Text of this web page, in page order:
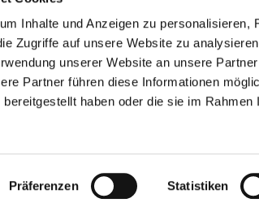
Inhalte und Anzeigen zu personalisieren,
Zugriffe auf unsere Website zu
unserer Website an unsere
Partner führen diese Informationen
haben oder die sie im Rahmen
Präferenzen Statistiken
02235 923130
gemeinde@efkgie.de